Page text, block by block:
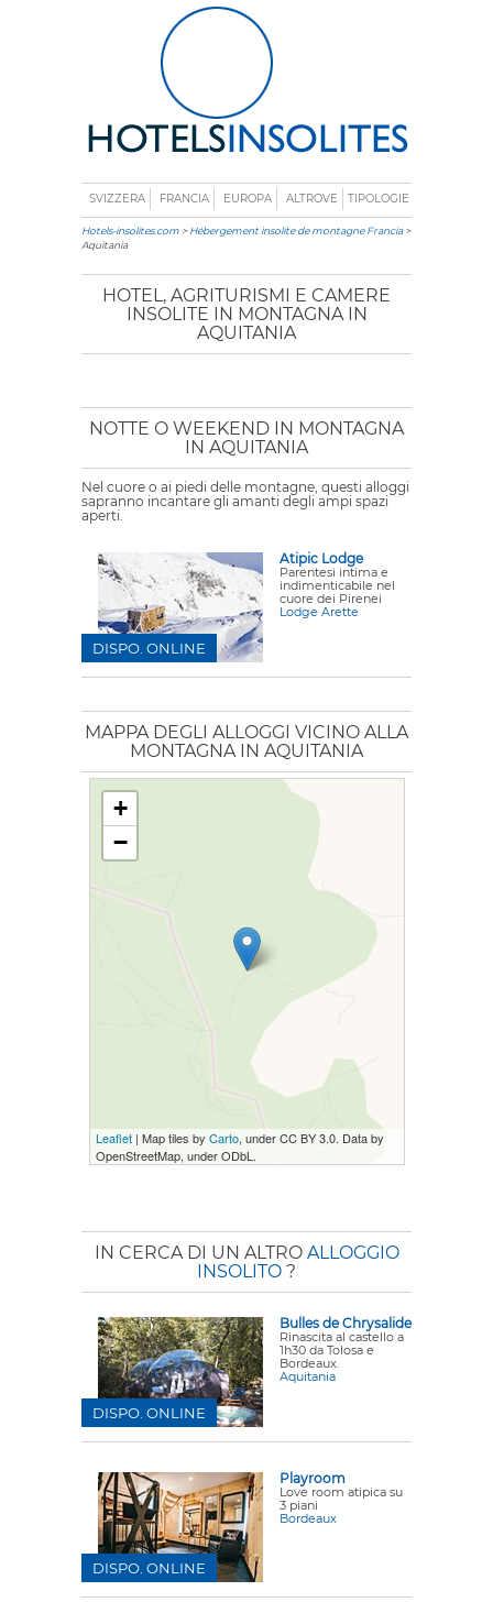
SVIZZERA FRANCIA EUROPA ALTROVE TIPOLOGIE
Hotels-insolites.com >Hébergement insolite de montagne Francia>
Aquitania
HOTEL, AGRITURISMI E CAMERE
INSOLITE IN MONTAGNA IN
AQUITANIA
NOTTE O WEEKEND IN MONTAGNA
IN AQUITANIA
Nel cuore o ai piedi delle montagne, questi alloggi
sapranno incantare gli amanti degli ampi spazi
aperti.
Atipic Lodge
Parentesi intima e
indimenticabile nel
cuore dei Pirenei
Lodge Arette
DISPO. ONLINE
MAPPA DEGLI ALLOGGI VICINO ALLA
MONTAGNA IN AQUITANIA
+
−
Leaflet| Map tiles by Carto, under CC BY 3.0. Data by
OpenStreetMap, under ODbL.
IN CERCA DI UN ALTRO ALLOGGIO
INSOLITO ?
Bulles de Chrysalide
Rinascita al castello a
1h30 da Tolosa e
Bordeaux.
Aquitania
DISPO. ONLINE
Playroom
Love room atipica su
3 piani
Bordeaux
DISPO. ONLINE